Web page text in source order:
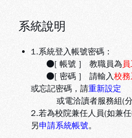
系統說明
1.系統登入帳號密碼：
●[ 帳號 ] 教職員為
●[ 密碼 ] 請輸入校
或忘記密碼，請重新設定
或電洽讀者服務組(分
2.若為校院兼任人員(如兼
另申請系統帳號。